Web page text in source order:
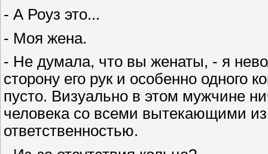
- А Роуз это...
- Моя жена.
- Не думала, что вы женаты, - я
сторону его рук и особенно одного
пусто. Визуально в этом мужчине
человека со всеми вытекающими из
ответственностью.